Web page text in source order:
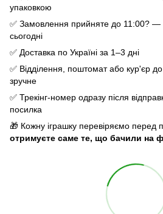
упаковкою
✅ Замовлення прийняте до 11:00? —
сьогодні
✅ Доставка по Україні за 1–3 дні
✅ Відділення, поштомат або кур'єр
зручне
✅ Трекінг-номер одразу після
посилка
🎁 Кожну іграшку перевіряємо перед
отримуєте саме те, що бачили на